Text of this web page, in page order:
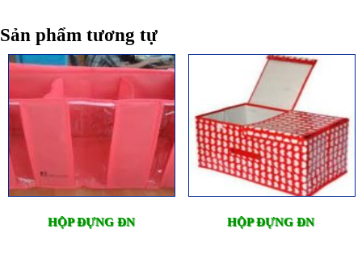
Sản phẩm tương tự
HỘP ĐỰNG ĐN HỘP ĐỰNG ĐN